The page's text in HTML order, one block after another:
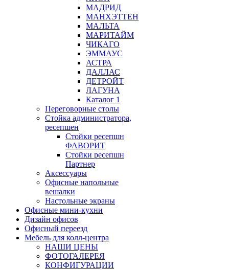
МАДРИД
МАНХЭТТЕН
МАЛЬТА
МАРИТАЙМ
ЧИКАГО
ЭММАУС
АСТРА
ДАЛЛАС
ДЕТРОЙТ
ЛАГУНА
Каталог 1
Переговорные столы
Стойка администратора,
ресепшен
Стойки ресепшн
ФАВОРИТ
Стойки ресепшн
Партнер
Аксессуары
Офисные напольные
вешалки
Настольные экраны
Офисные мини-кухни
Дизайн офисов
Офисный переезд
Мебель для колл-центра
НАШИ ЦЕНЫ
ФОТОГАЛЕРЕЯ
КОНФИГУРАЦИИ